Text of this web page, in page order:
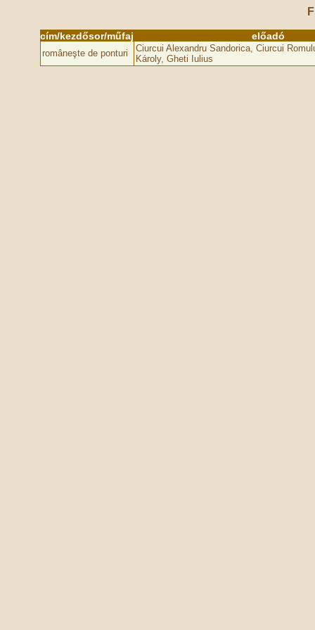
cím/kezdősor/műfaj előadó
româneşte de ponturi
Ciurcui Alexandru Sandorica, Ciurcui
Károly, Gheti Iulius